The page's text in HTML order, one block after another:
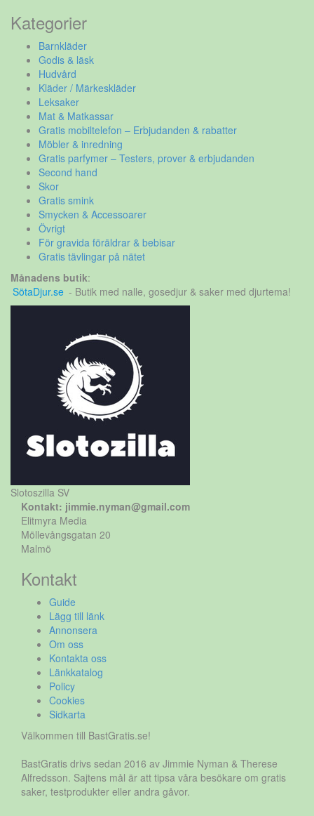
Kategorier
Barnkläder
Godis & läsk
Hudvård
Kläder / Märkeskläder
Leksaker
Mat & Matkassar
Gratis mobiltelefon – Erbjudanden & rabatter
Möbler & inredning
Gratis parfymer – Testers, prover & erbjudanden
Second hand
Skor
Gratis smink
Smycken & Accessoarer
Övrigt
För gravida föräldrar & bebisar
Gratis tävlingar på nätet
Månadens butik:
SötaDjur.se - Butik med nalle, gosedjur & saker med djurtema!
Slotoszilla SV
Kontakt: jimmie.nyman@gmail.com
Elitmyra Media
Möllevångsgatan 20
Malmö
Kontakt
Guide
Lägg till länk
Annonsera
Om oss
Kontakta oss
Länkkatalog
Policy
Cookies
Sidkarta
Välkommen till BastGratis.se!
BastGratis drivs sedan 2016 av Jimmie Nyman & Therese
Alfredsson. Sajtens mål är att tipsa våra besökare om gratis
saker, testprodukter eller andra gåvor.